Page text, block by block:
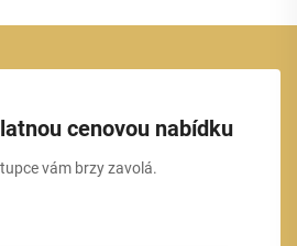
cenovou nabídku
vám brzy zavolá.